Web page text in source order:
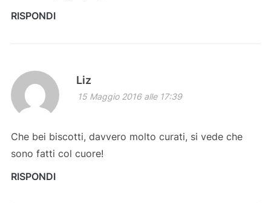
RISPONDI
Liz
15 Maggio 2016 alle 17:39
Che bei biscotti, davvero molto curati, si vede che
sono fatti col cuore!
RISPONDI